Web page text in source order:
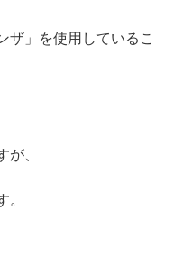
ザ」を使用しているこ
が、
。